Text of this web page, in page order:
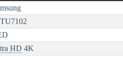
HD 4K